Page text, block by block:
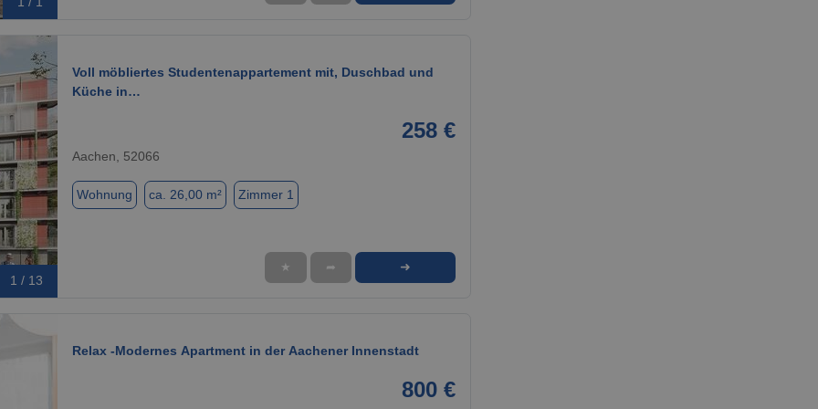
1 / 13
Voll möbliertes Studentenappartement mit, Duschbad und
Küche in…
258 €
Aachen, 52066
Wohnung ca. 26,00 m² Zimmer 1
★ ➦ ➜
Relax -Modernes Apartment in der Aachener Innenstadt
800 €